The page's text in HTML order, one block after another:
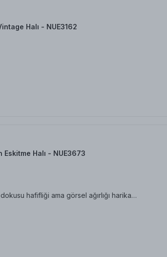
Halı - NUE3162
Halı - NUE3673
hafifliği ama görsel ağırlığı harika…